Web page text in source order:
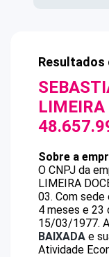
Resultados
LIMEIRA
Sobre a
O CNPJ da
LIMEIRA
03. Com sede
4 meses e 23
15/03/1977.
BAIXADA e
Atividade